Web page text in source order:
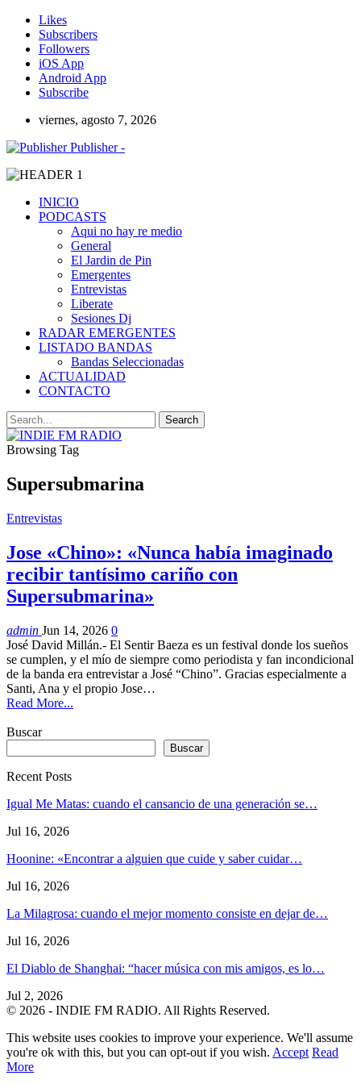
Likes
Subscribers
Followers
iOS App
Android App
Subscribe
viernes, agosto 7, 2026
Publisher -
INICIO
PODCASTS
Aqui no hay re medio
General
El Jardin de Pin
Emergentes
Entrevistas
Liberate
Sesiones Dj
RADAR EMERGENTES
LISTADO BANDAS
Bandas Seleccionadas
ACTUALIDAD
CONTACTO
Browsing Tag
Supersubmarina
Entrevistas
Jose «Chino»: «Nunca había imaginado
recibir tantísimo cariño con
Supersubmarina»
admin Jun 14, 2026 0
José David Millán.- El Sentir Baeza es un festival donde los sueños
se cumplen, y el mío de siempre como periodista y fan incondicional
de la banda era entrevistar a José “Chino”. Gracias especialmente a
Santi, Ana y el propio Jose…
Read More...
Buscar
Buscar
Recent Posts
Igual Me Matas: cuando el cansancio de una generación se…
Jul 16, 2026
Hoonine: «Encontrar a alguien que cuide y saber cuidar…
Jul 16, 2026
La Milagrosa: cuando el mejor momento consiste en dejar de…
Jul 16, 2026
El Diablo de Shanghai: “hacer música con mis amigos, es lo…
Jul 2, 2026
© 2026 - INDIE FM RADIO. All Rights Reserved.
This website uses cookies to improve your experience. We'll assume
you're ok with this, but you can opt-out if you wish. Accept Read
More